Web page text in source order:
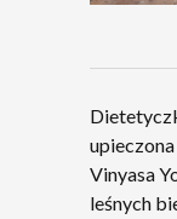
Vinyasa
leśnych